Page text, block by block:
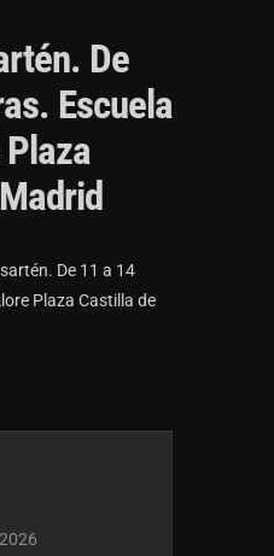
De
Escuela
De 11 a 14
Plaza Castilla de